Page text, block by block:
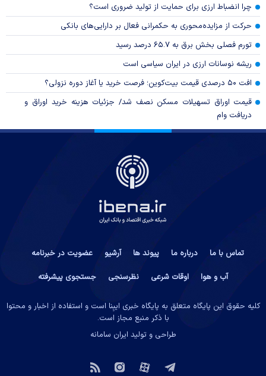
چرا انضباط ارزی برای حمایت از تولید ضروری است؟
حرکت از مزایده‌محوری به حکمرانی فعال بر دارایی‌های بانکی
تورم فصلی بخش برق به ۶۵.۷ درصد رسید
ریشه نوسانات ارزی در ایران سیاسی است
افت ۵۰ درصدی قیمت بیت‌کوین؛ فرصت خرید یا آغاز دوره نزولی؟
قیمت اوراق تسهیلات مسکن نصف شد/ جزئیات هزینه خرید اوراق و
دریافت وام
تماس با ما درباره ما پیوند ها آرشیو
عضویت در خبرنامه
آب و هوا
اوقات شرعی نظرسنجی جستجوی پیشرفته
کلیه حقوق این پایگاه متعلق به پایگاه خبری ایبِنا است و استفاده از اخبار و محتوا
با ذکر منبع مجاز است.
طراحی و تولید ایران سامانه